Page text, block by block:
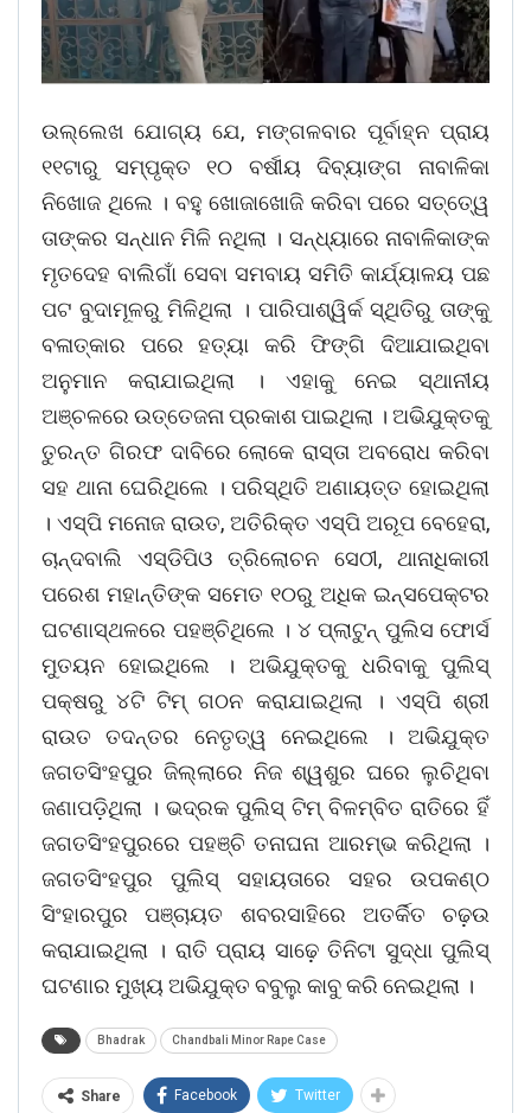
ଉଲ୍ଲେଖ ଯୋଗ୍ୟ ଯେ, ମଙ୍ଗଳବାର ପୂର୍ବାହ୍ନ ପ୍ରାୟ
୧୧ଟାରୁ ସମ୍ପୃକ୍ତ ୧୦ ବର୍ଷୀୟ ଦିବ୍ୟାଙ୍ଗ ନାବାଳିକା
ନିଖୋଜ ଥିଲେ । ବହୁ ଖୋଜାଖୋଜି କରିବା ପରେ ସତ୍ତେ୍ୱ
ତାଙ୍କର ସନ୍ଧାନ ମିଳି ନଥିଲା । ସନ୍ଧ୍ୟାରେ ନାବାଳିକାଙ୍କ
ମୃତଦେହ ବାଲିଗାଁ ସେବା ସମବାୟ ସମିତି କାର୍ଯ୍ୟାଳୟ ପଛ
ପଟ ବୁଦାମୂଳରୁ ମିଳିଥିଲା । ପାରିପାଶ୍ୱିର୍କ ସ୍ଥିତିରୁ ତାଙ୍କୁ
ବଳାତ୍କାର ପରେ ହତ୍ୟା କରି ଫିଙ୍ଗି ଦିଆଯାଇଥିବା
ଅନୁମାନ କରାଯାଇଥିଲା । ଏହାକୁ ନେଇ ସ୍ଥାନୀୟ
ଅଞ୍ଚଳରେ ଉତ୍ତେଜନା ପ୍ରକାଶ ପାଇଥିଲା । ଅଭିଯୁକ୍ତକୁ
ତୁରନ୍ତ ଗିରଫ ଦାବିରେ ଲୋକେ ରାସ୍ତା ଅବରୋଧ କରିବା
ସହ ଥାନା ଘେରିଥିଲେ । ପରିସ୍ଥିତି ଅଣାୟତ୍ତ ହୋଇଥିଲା
। ଏସ୍ପି ମନୋଜ ରାଉତ, ଅତିରିକ୍ତ ଏସ୍ପି ଅରୂପ ବେହେରା,
ଚାନ୍ଦବାଲି ଏସ୍ଡିପିଓ ତ୍ରିଲୋଚନ ସେଠୀ, ଥାନାଧିକାରୀ
ପରେଶ ମହାନ୍ତିଙ୍କ ସମେତ ୧୦ରୁ ଅଧିକ ଇନ୍ସପେକ୍ଟର
ଘଟଣାସ୍ଥଳରେ ପହଞ୍ଚିଥିଲେ । ୪ ପ୍ଲାଟୁନ୍ ପୁଲିସ ଫୋର୍ସ
ମୁତୟନ ହୋଇଥିଲେ । ଅଭିଯୁକ୍ତକୁ ଧରିବାକୁ ପୁଲିସ୍
ପକ୍ଷରୁ ୪ଟି ଟିମ୍ ଗଠନ କରାଯାଇଥିଲା । ଏସ୍ପି ଶ୍ରୀ
ରାଉତ ତଦନ୍ତର ନେତୃତ୍ୱ ନେଇଥିଲେ । ଅଭିଯୁକ୍ତ
ଜଗତସିଂହପୁର ଜିଲ୍ଲାରେ ନିଜ ଶ୍ୱଶୁର ଘରେ ଲୁଚିଥିବା
ଜଣାପଡ଼ିଥିଲା । ଭଦ୍ରକ ପୁଲିସ୍ ଟିମ୍ ବିଳମ୍ବିତ ରାତିରେ ହିଁ
ଜଗତସିଂହପୁରରେ ପହଞ୍ଚି ତନାଘନା ଆରମ୍ଭ କରିଥିଲା ।
ଜଗତସିଂହପୁର ପୁଲିସ୍ ସହାୟତାରେ ସହର ଉପକଣ୍ଠ
ସିଂହାରପୁର ପଞ୍ଚାୟତ ଶବରସାହିରେ ଅତର୍କିତ ଚଢ଼ଉ
କରାଯାଇଥିଲା । ରାତି ପ୍ରାୟ ସାଢ଼େ ତିନିଟା ସୁଦ୍ଧା ପୁଲିସ୍
ଘଟଣାର ମୁଖ୍ୟ ଅଭିଯୁକ୍ତ ବବୁଲୁ କାବୁ କରି ନେଇଥିଲା ।
Bhadrak Chandbali Minor Rape Case
Share Facebook Twitter